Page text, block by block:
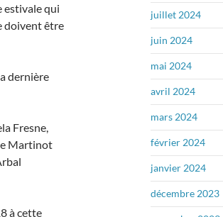
estivale qui
doivent être
dernière
Fresne,
Martinot
à cette
juillet 2024
juin 2024
mai 2024
avril 2024
mars 2024
février 2024
janvier 2024
décembre 2023